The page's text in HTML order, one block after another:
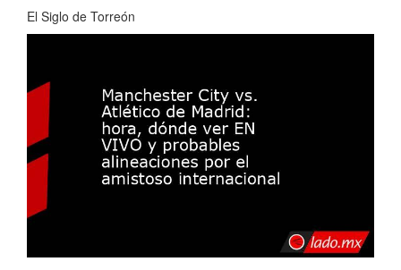
El Siglo de Torreón